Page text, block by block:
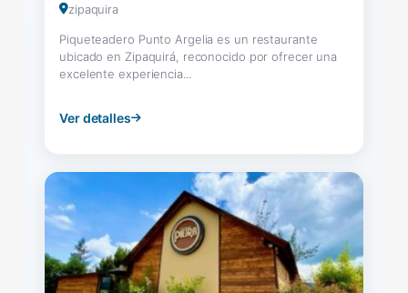
zipaquira
Piqueteadero Punto Argelia es un restaurante
ubicado en Zipaquirá, reconocido por ofrecer una
excelente experiencia...
Ver detalles